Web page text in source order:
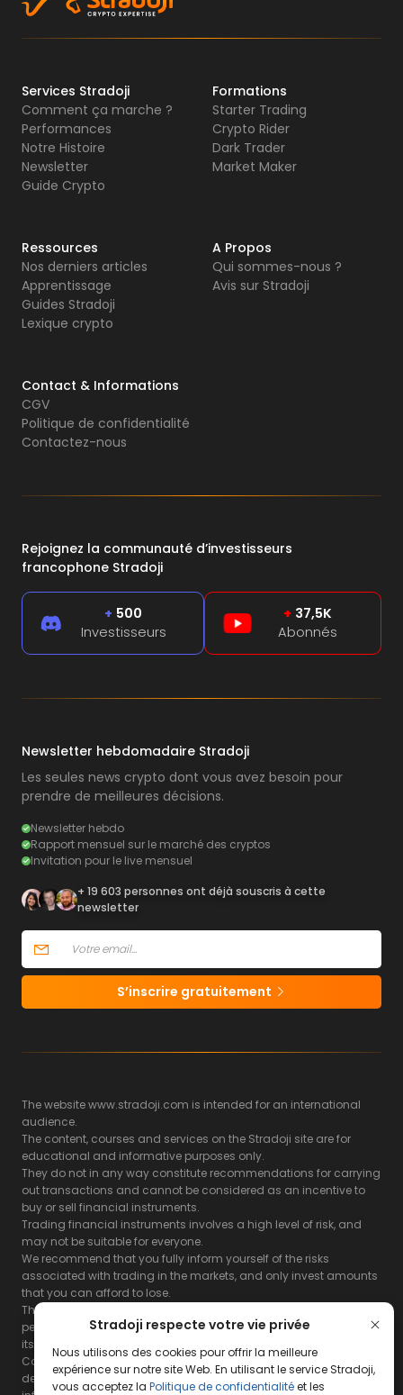
Stradoji respecte votre vie privée
Nous utilisons des cookies pour offrir la meilleure
expérience sur notre site Web. En utilisant le service Stradoji,
vous acceptez la Politique de confidentialitéet les
Services Stradoji
Comment ça marche ?
Performances
Notre Histoire
Newsletter
Guide Crypto
Formations
Starter Trading
Crypto Rider
Dark Trader
Market Maker
Ressources
Nos derniers articles
Apprentissage
Guides Stradoji
Lexique crypto
A Propos
Qui sommes-nous ?
Avis sur Stradoji
Contact & Informations
CGV
Politique de confidentialité
Contactez-nous
Rejoignez la communauté d’investisseurs
francophone Stradoji
+ 500
Investisseurs
+ 37,5K
Abonnés
Newsletter hebdomadaire Stradoji
Les seules news crypto dont vous avez besoin pour
prendre de meilleures décisions.
Newsletter hebdo
Rapport mensuel sur le marché des cryptos
Invitation pour le live mensuel
+ 19 603 personnes ont déjà souscris à cette
newsletter
S’inscrire gratuitement
The website www.stradoji.com is intended for an international
audience.
The content, courses and services on the Stradoji site are for
educational and informative purposes only.
They do not in any way constitute recommendations for carrying
out transactions and cannot be considered as an incentive to
buy or sell financial instruments.
Trading financial instruments involves a high level of risk, and
may not be suitable for everyone.
We recommend that you fully inform yourself of the risks
associated with trading in the markets, and only invest amounts
that you can afford to lose.
The Stradoji site does not guarantee the results or the
performance of products based on the information contained on
its site and its servers.
Consequently, the Stradoji site and its publishing company
decline all responsibility in the use that may be made of this